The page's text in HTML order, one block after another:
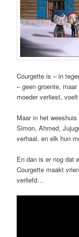
Courgette is – in
– geen groente,
moeder verliest,
Maar in het
Simon, Ahmed,
verhaal, en elk hun
En dan is er nog dat
Courgette maakt
verliefd…